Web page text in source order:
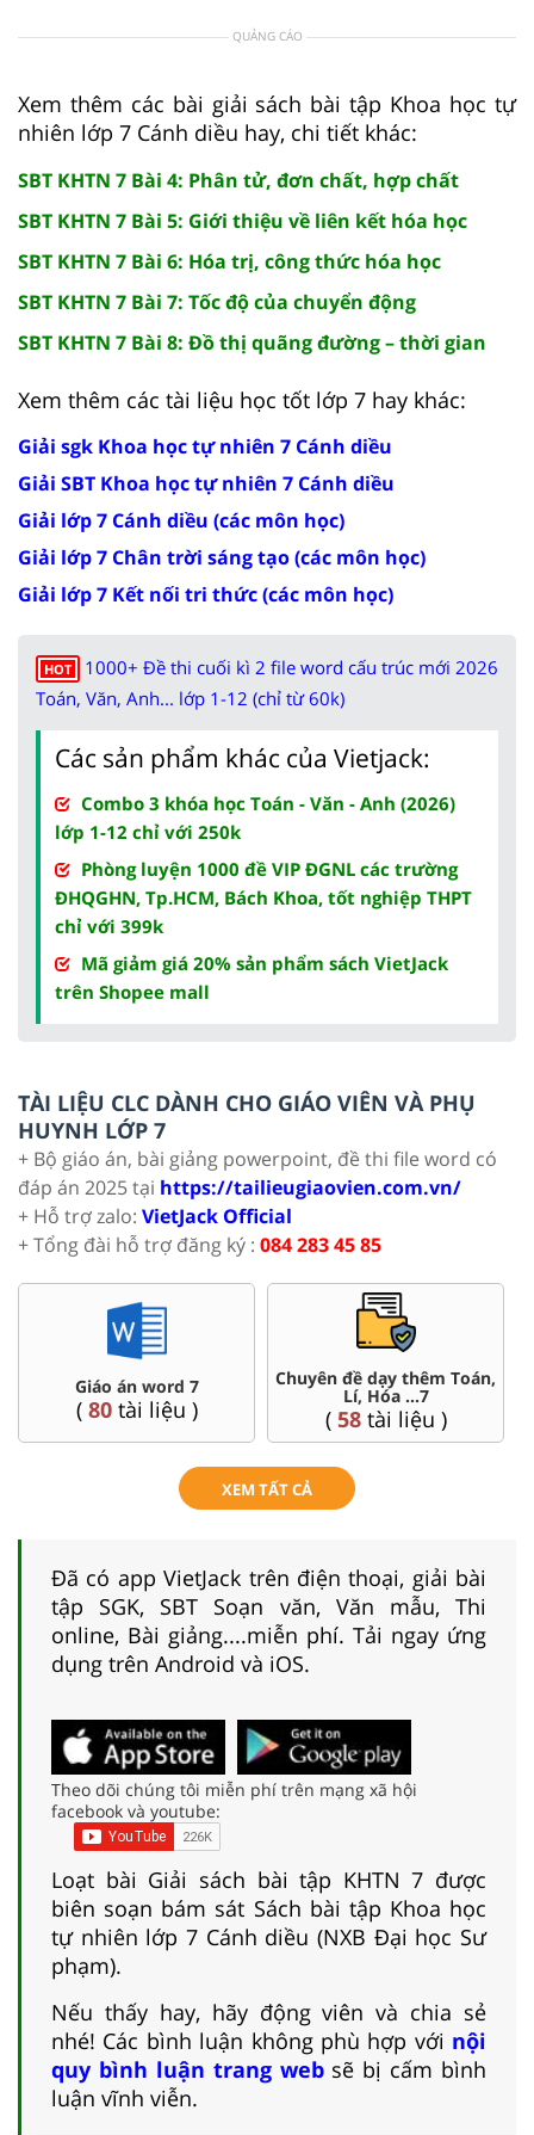
QUẢNG CÁO
Xem thêm các bài giải sách bài tập Khoa học tự
nhiên lớp 7 Cánh diều hay, chi tiết khác:
SBT KHTN 7 Bài 4: Phân tử, đơn chất, hợp chất
SBT KHTN 7 Bài 5: Giới thiệu về liên kết hóa học
SBT KHTN 7 Bài 6: Hóa trị, công thức hóa học
SBT KHTN 7 Bài 7: Tốc độ của chuyển động
SBT KHTN 7 Bài 8: Đồ thị quãng đường – thời gian
Xem thêm các tài liệu học tốt lớp 7 hay khác:
Giải sgk Khoa học tự nhiên 7 Cánh diều
Giải SBT Khoa học tự nhiên 7 Cánh diều
Giải lớp 7 Cánh diều (các môn học)
Giải lớp 7 Chân trời sáng tạo (các môn học)
Giải lớp 7 Kết nối tri thức (các môn học)
HOT
1000+ Đề thi cuối kì 2 file word cấu trúc mới 2026
Toán, Văn, Anh... lớp 1-12 (chỉ từ 60k)
Các sản phẩm khác của Vietjack:
Combo 3 khóa học Toán - Văn - Anh (2026)
lớp 1-12 chỉ với 250k
Phòng luyện 1000 đề VIP ĐGNL các trường
ĐHQGHN, Tp.HCM, Bách Khoa, tốt nghiệp THPT
chỉ với 399k
Mã giảm giá 20% sản phẩm sách VietJack
trên Shopee mall
TÀI LIỆU CLC DÀNH CHO GIÁO VIÊN VÀ PHỤ
HUYNH LỚP 7
+ Bộ giáo án, bài giảng powerpoint, đề thi file word có
đáp án 2025 tại https://tailieugiaovien.com.vn/
+ Hỗ trợ zalo: VietJack Official
+ Tổng đài hỗ trợ đăng ký : 084 283 45 85
Giáo án word 7
( 80tài liệu )
Chuyên đề dạy thêm Toán,
Lí, Hóa ...7
( 58tài liệu )
XEM TẤT CẢ
Đã có app VietJack trên điện thoại, giải bài
tập SGK, SBT Soạn văn, Văn mẫu, Thi
online, Bài giảng....miễn phí. Tải ngay ứng
dụng trên Android và iOS.
Theo dõi chúng tôi miễn phí trên mạng xã hội
facebook và youtube:
Loạt bài Giải sách bài tập KHTN 7 được
biên soạn bám sát Sách bài tập Khoa học
tự nhiên lớp 7 Cánh diều (NXB Đại học Sư
phạm).
Nếu thấy hay, hãy động viên và chia sẻ
nhé! Các bình luận không phù hợp với nội
quy bình luận trang websẽ bị cấm bình
luận vĩnh viễn.